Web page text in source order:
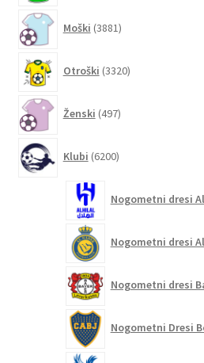
Moški 3881izdelkov
Otroški 3320izdelkov
Ženski 497izdelkov
Klubi 6200izdelkov
Nogometni dresi
Nogometni dresi
Nogometni dresi
Nogometni Dresi